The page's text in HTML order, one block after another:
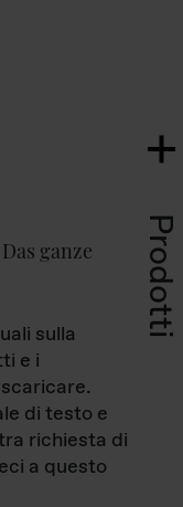
Prodotti
Das ganze
sulla
e i
di testo e
richiesta di
a questo